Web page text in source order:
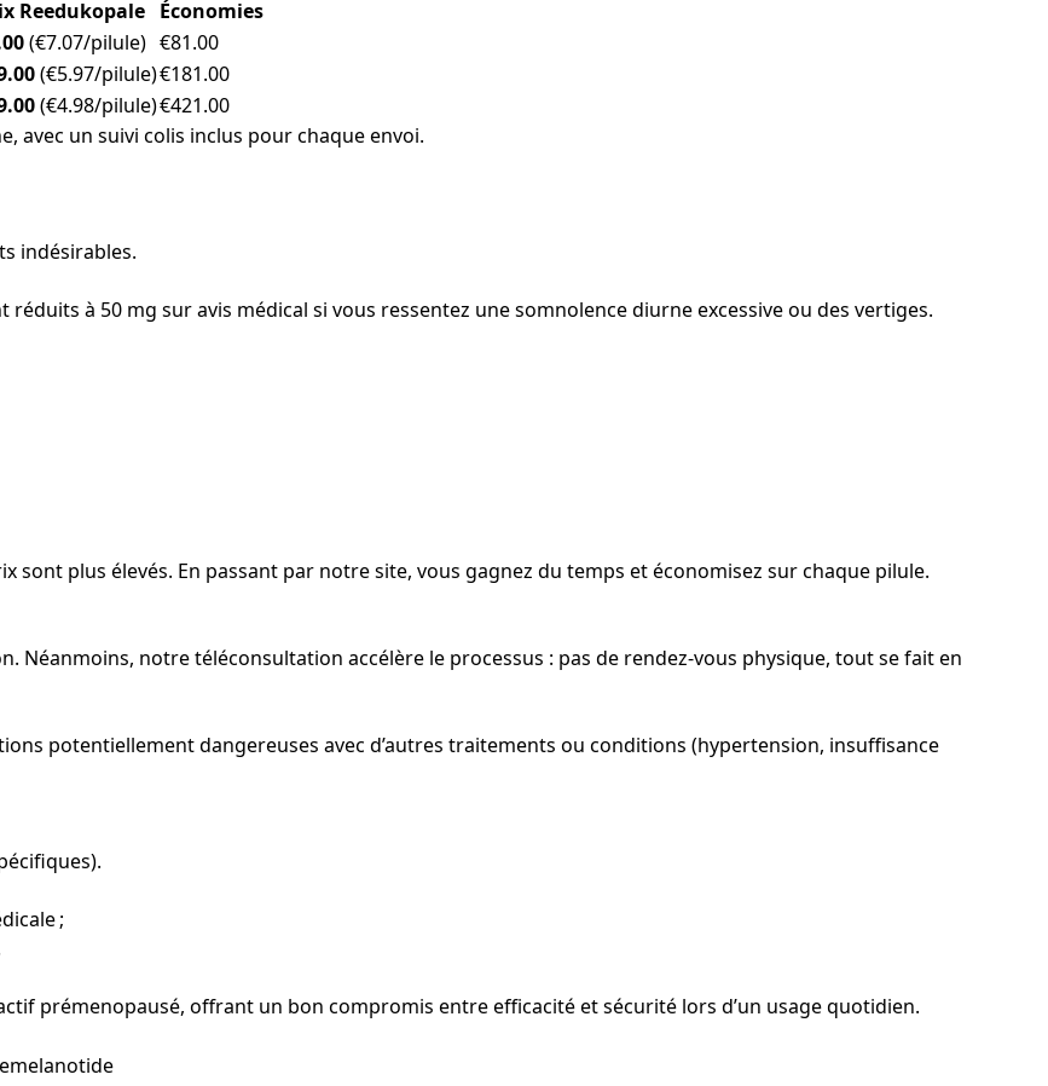
Reedukopale
Économies
(€7.07/pilule) €81.00
(€5.97/pilule)€181.00
(€4.98/pilule)€421.00
avec un suivi colis inclus pour chaque envoi.
indésirables.
à 50 mg sur avis médical si vous ressentez une somnolence diurne excessive ou des vertiges.
sont plus élevés. En passant par notre site, vous gagnez du temps et économisez sur chaque pilule.
Néanmoins, notre téléconsultation accélère le processus : pas de rendez-vous physique, tout se fait en
potentiellement dangereuses avec d’autres traitements ou conditions (hypertension, insuffisance
;
prémenopausé, offrant un bon compromis entre efficacité et sécurité lors d’un usage quotidien.